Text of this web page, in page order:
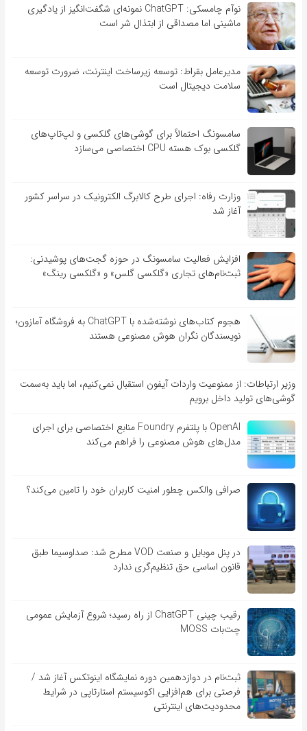
نوآم چامسکی: ChatGPT نمونه‌ای شگفت‌انگیز از یادگیری
ماشینی اما مصداقی از ابتذال شر است
مدیرعامل بقراط: توسعه زیرساخت اینترنت، ضرورت توسعه
سلامت دیجیتال است
سامسونگ احتمالاً برای گوشی‌های گلکسی و لپ‌تاپ‌های
گلکسی بوک هسته CPU اختصاصی می‌سازد
وزارت رفاه: اجرای طرح کالابرگ الکترونیک در سراسر کشور
آغاز شد
افزایش فعالیت سامسونگ در حوزه گجت‌های پوشیدنی:
ثبت‌نام‌های تجاری «گلکسی گلس» و «گلکسی رینگ»
هجوم کتاب‌های نوشته‌شده با ChatGPT به فروشگاه آمازون؛
نویسندگان نگران هوش مصنوعی هستند
وزیر ارتباطات: از ممنوعیت واردات آیفون استقبال نمی‌کنیم، اما باید به‌سمت
گوشی‌های تولید داخل برویم
OpenAI با پلتفرم Foundry منابع اختصاصی برای اجرای
مدل‌های هوش مصنوعی را فراهم می‌کند
صرافی والکس چطور امنیت کاربران خود را تامین می‌کند؟
در پنل موبایل و صنعت VOD مطرح شد: صداوسیما طبق
قانون اساسی حق تنظیم‌گری ندارد
رقیب چینی ChatGPT از راه رسید؛ شروع آزمایش عمومی
چت‌بات MOSS
ثبت‌نام در دوازدهمین دوره نمایشگاه اینوتکس آغاز شد /
فرصتی برای هم‌افزایی اکوسیستم استارتاپی در شرایط
محدودیت‌های اینترنتی